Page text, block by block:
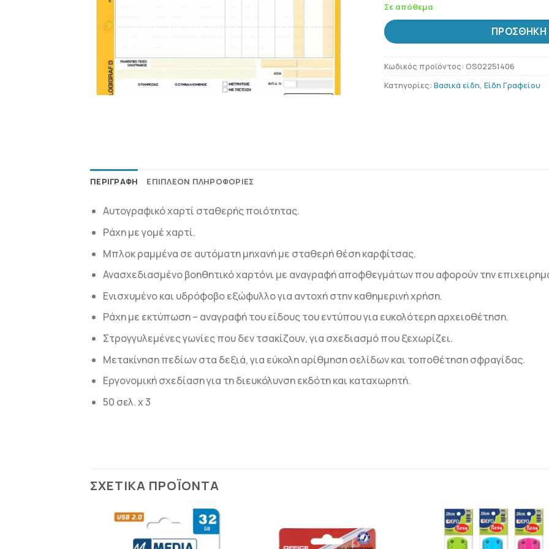
Σε απόθεμα
ΠΡΟΣΘΉΚΗ
Κωδικός προϊόντος: OS02251406
Κατηγορίες: Βασικά είδη, Είδη Γραφείου
ΠΕΡΙΓΡΑΦΉ ΕΠΙΠΛΈΟΝ ΠΛΗΡΟΦΟΡΊΕΣ
Αυτογραφικό χαρτί σταθερής ποιότητας.
Ράχη με γομέ χαρτί.
Μπλοκ ραμμένα σε αυτόματη μηχανή με σταθερή θέση καρφίτσας.
Ανασχεδιασμένο βοηθητικό χαρτόνι με αναγραφή αποφθεγμάτων που αφορούν την
Ενισχυμένο και υδρόφοβο εξώφυλλο για αντοχή στην καθημερινή χρήση.
Ράχη με εκτύπωση – αναγραφή του είδους του εντύπου για ευκολότερη αρχειοθέτηση.
Στρογγυλεμένες γωνίες που δεν τσακίζουν, για σχεδιασμό που ξεχωρίζει.
Μετακίνηση πεδίων στα δεξιά, για εύκολη αρίθμηση σελίδων και τοποθέτηση σφραγίδας.
Εργονομική σχεδίαση για τη διευκόλυνση εκδότη και καταχωρητή.
50 σελ. x 3
ΣΧΕΤΙΚΆ ΠΡΟΪΌΝΤΑ
ΠΡΟΣΘΉΚΗ
ΠΡΟΣΘΉΚΗ
ΠΡΟΣΘΉΚΗ